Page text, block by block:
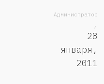
Администратор
,
28
января,
2011